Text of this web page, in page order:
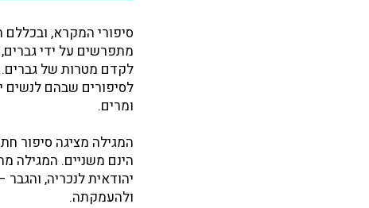
סיפורי המקרא, ובכללם
מתפרשים על ידי
לקדם מטרות של
לסיפורים שבהם לנשים
ומרים.
המגילה מציגה סיפור
הינם משניים. המגילה
יהודאית לנכריה,
ולהעמקתה.